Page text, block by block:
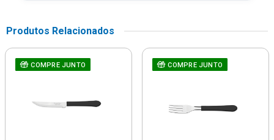
Produtos Relacionados
COMPRE JUNTO COMPRE JUNTO